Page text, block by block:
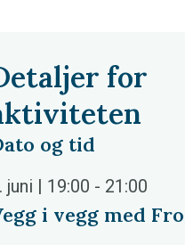
for
og tid
juni | 19:00 - 21:00
i vegg med